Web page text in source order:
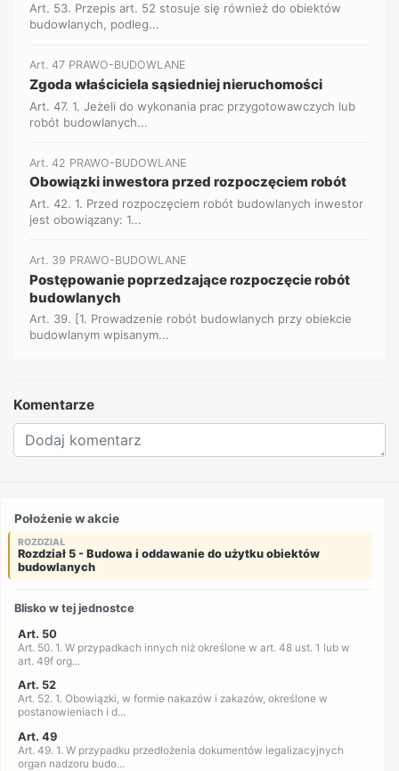
Art. 53. Przepis art. 52 stosuje się również do obiektów
budowlanych, podleg...
Art. 47 PRAWO-BUDOWLANE
Zgoda właściciela sąsiedniej nieruchomości
Art. 47. 1. Jeżeli do wykonania prac przygotowawczych lub
robót budowlanych...
Art. 42 PRAWO-BUDOWLANE
Obowiązki inwestora przed rozpoczęciem robót
Art. 42. 1. Przed rozpoczęciem robót budowlanych inwestor
jest obowiązany: 1...
Art. 39 PRAWO-BUDOWLANE
Postępowanie poprzedzające rozpoczęcie robót
budowlanych
Art. 39. [1. Prowadzenie robót budowlanych przy obiekcie
budowlanym wpisanym...
Komentarze
Położenie w akcie
ROZDZIAŁ
Rozdział 5 - Budowa i oddawanie do użytku obiektów
budowlanych
Blisko w tej jednostce
Art. 50
Art. 50. 1. W przypadkach innych niż określone w art. 48 ust. 1 lub w
art. 49f org...
Art. 52
Art. 52. 1. Obowiązki, w formie nakazów i zakazów, określone w
postanowieniach i d...
Art. 49
Art. 49. 1. W przypadku przedłożenia dokumentów legalizacyjnych
organ nadzoru budo...